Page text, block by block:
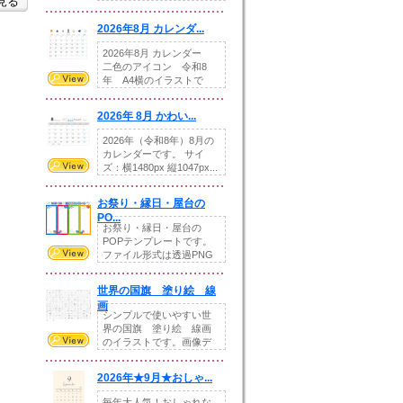
2026年8月 カレンダ...
2026年8月 カレンダー
二色のアイコン 令和8
年 A4横のイラストで
2026年 8月 かわい...
2026年（令和8年）8月の
カレンダーです。 サイ
ズ：横1480px 縦1047px...
お祭り・縁日・屋台の
PO...
お祭り・縁日・屋台の
POPテンプレートです。
ファイル形式は透過PNG
世界の国旗 塗り絵 線
画
シンプルで使いやすい世
界の国旗 塗り絵 線画
のイラストです。画像デ
2026年★9月★おしゃ...